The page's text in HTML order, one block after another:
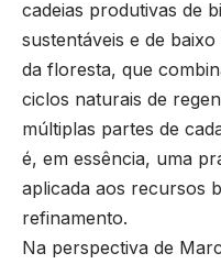
cadeias produtivas de
sustentáveis e de
da floresta, que
ciclos naturais de
múltiplas partes de
é, em essência, uma
aplicada aos recursos
refinamento.
Na perspectiva de